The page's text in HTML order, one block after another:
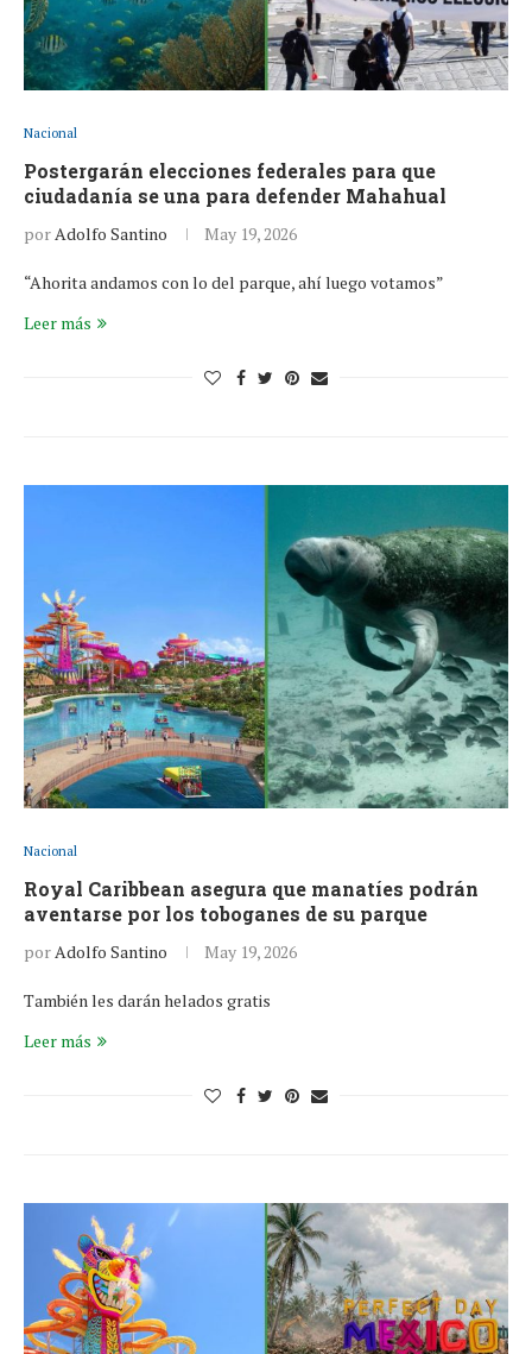
Nacional
Postergarán elecciones federales para que
ciudadanía se una para defender Mahahual
porAdolfo Santino May 19, 2026
“Ahorita andamos con lo del parque, ahí luego votamos”
Leer más
Nacional
Royal Caribbean asegura que manatíes podrán
aventarse por los toboganes de su parque
porAdolfo Santino May 19, 2026
También les darán helados gratis
Leer más